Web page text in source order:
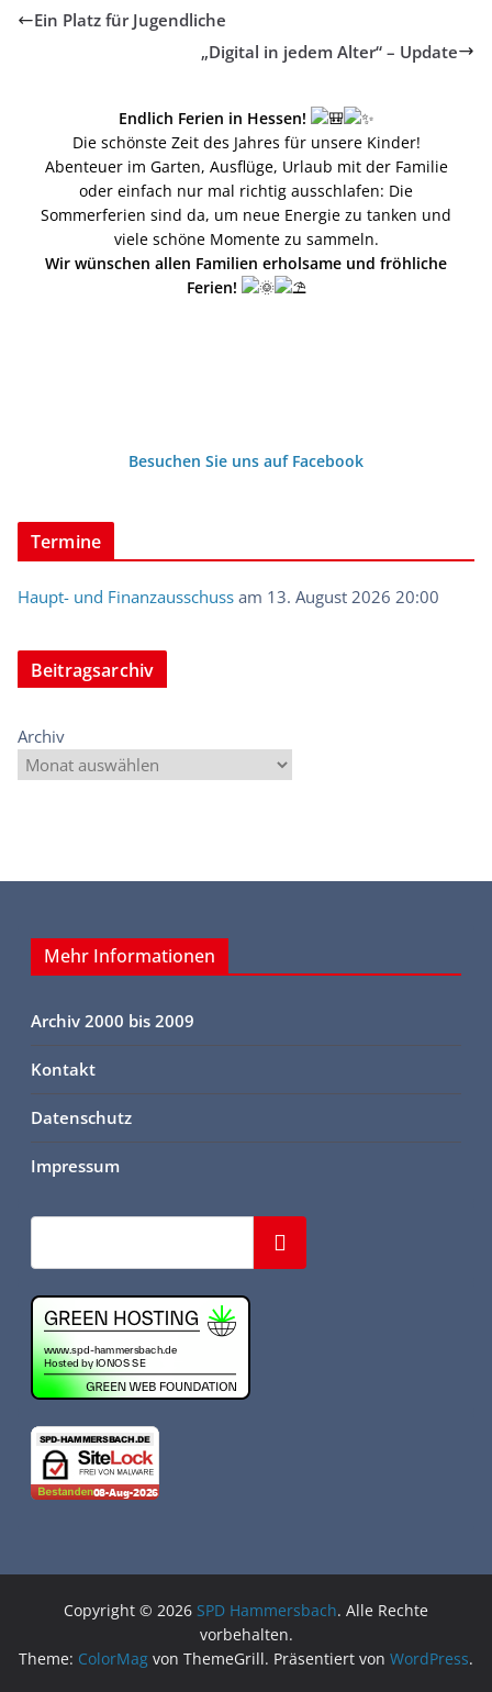
Ein Platz für Jugendliche
„Digital in jedem Alter“ – Update
Endlich Ferien in Hessen!
Die schönste Zeit des Jahres für unsere Kinder!
Abenteuer im Garten, Ausflüge, Urlaub mit der Familie
oder einfach nur mal richtig ausschlafen: Die
Sommerferien sind da, um neue Energie zu tanken und
viele schöne Momente zu sammeln.
Wir wünschen allen Familien erholsame und fröhliche
Ferien!
Besuchen Sie uns auf Facebook
Termine
Haupt- und Finanzausschuss am 13. August 2026 20:00
Beitragsarchiv
Archiv
Mehr Informationen
Archiv 2000 bis 2009
Kontakt
Datenschutz
Impressum
Suchen
Copyright © 2026 SPD Hammersbach. Alle Rechte
vorbehalten.
Theme: ColorMag von ThemeGrill. Präsentiert von WordPress.